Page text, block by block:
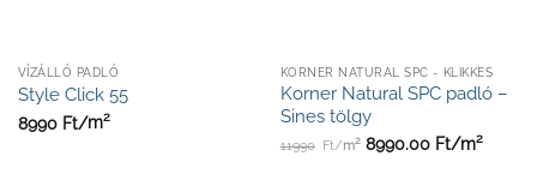
VÍZÁLLÓ PADLÓ
Style Click 55
8990 Ft/m2
KORNER NATURAL SPC - KLIKKES
Korner Natural SPC padló –
Sines tölgy
11990 Ft/m28990.00 Ft/m2